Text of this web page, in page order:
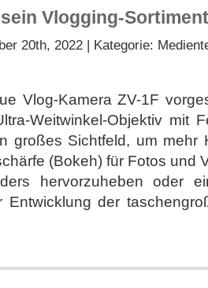
Vlogging-
20th, 2022 | Kategorie:
Vlog-Kamera ZV-1F
Weitwinkel-Objektiv mit
großes Sichtfeld, um mehr
(Bokeh) für Fotos und
hervorzuheben oder
Entwicklung der